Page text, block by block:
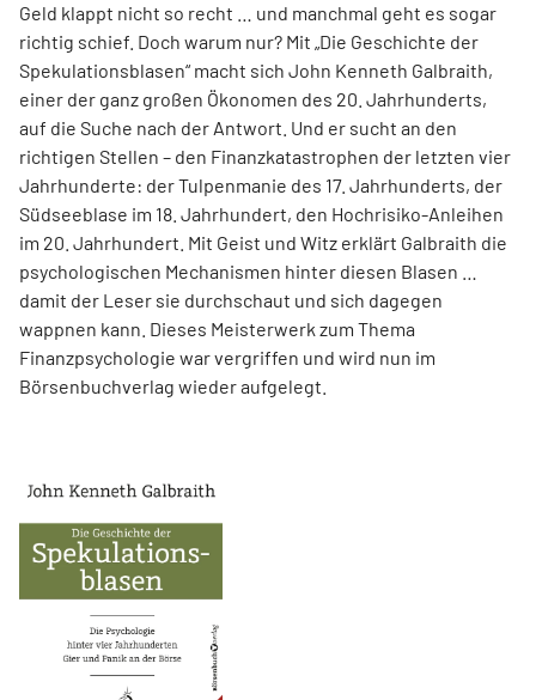
Geld klappt nicht so recht … und manchmal geht es sogar
richtig schief. Doch warum nur? Mit „Die Geschichte der
Spekulationsblasen“ macht sich John Kenneth Galbraith,
einer der ganz großen Ökonomen des 20. Jahrhunderts,
auf die Suche nach der Antwort. Und er sucht an den
richtigen Stellen – den Finanz­katas­trophen der letzten vier
Jahrhunderte: der Tulpenmanie des 17. Jahrhunderts, der
Südseeblase im 18. Jahrhundert, den Hochrisiko-Anleihen
im 20. Jahrhundert. Mit Geist und Witz erklärt Gal­braith die
psychologischen Mechanismen hinter diesen Blasen …
damit der Leser sie durchschaut und sich dagegen
wappnen kann. Dieses Meisterwerk zum Thema
Finanzpsychologie war vergriffen und wird nun im
Börsenbuchverlag wieder aufgelegt.